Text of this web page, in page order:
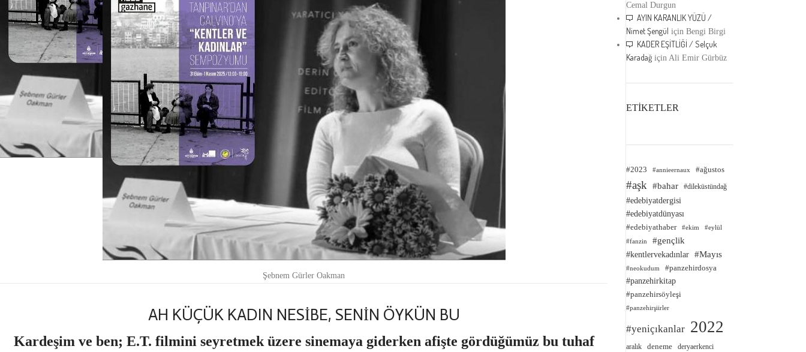
Şebnem Gürler Oakman
AH KÜÇÜK KADIN NESİBE, SENİN ÖYKÜN BU
Kardeşim ve ben; E.T. filmini seyretmek üzere sinemaya giderken afişte gördüğümüz bu tuhaf
Cemal Durgun
AYIN KARANLIK YÜZÜ /
Nimet Şengül içinBengi Birgi
KADER EŞİTLİĞİ / Selçuk
Karadağ için Ali Emir Gürbüz
ETİKETLER
#2023 #annieernaux #ağustos
#aşk #bahar #dileküstündağ
#edebiyatdergisi
#edebiyatdünyası
#edebiyathaber #ekim #eylül
#fanzin
#gençlik
#kentlervekadınlar #Mayıs
#neokudum
#panzehirdosya
#panzehirkitap
#panzehirsöyleşi
#panzehirşiirler
#yeniçıkanlar 2022
aralık deneme deryaerkenci